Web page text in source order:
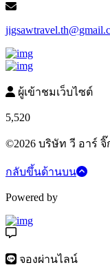
ผู้เข้าชมเว็บไซต์
5,520
©2026 บริษัท วี อาร์ จิ๊
กลับขึ้นด้านบน
Powered by
จองผ่านไลน์